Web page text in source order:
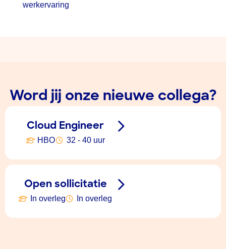
werkervaring
Word jij onze nieuwe collega?
Cloud Engineer
HBO 32 - 40 uur
Open sollicitatie
In overleg In overleg